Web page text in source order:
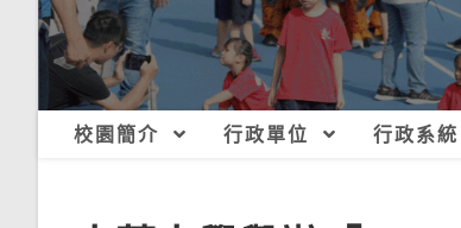
校園簡介 行政單位 行政系統